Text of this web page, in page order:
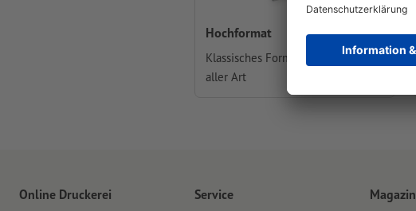
Hochformat
Klassisches Format für Kataloge
aller Art
Online Druckerei Service Magazin